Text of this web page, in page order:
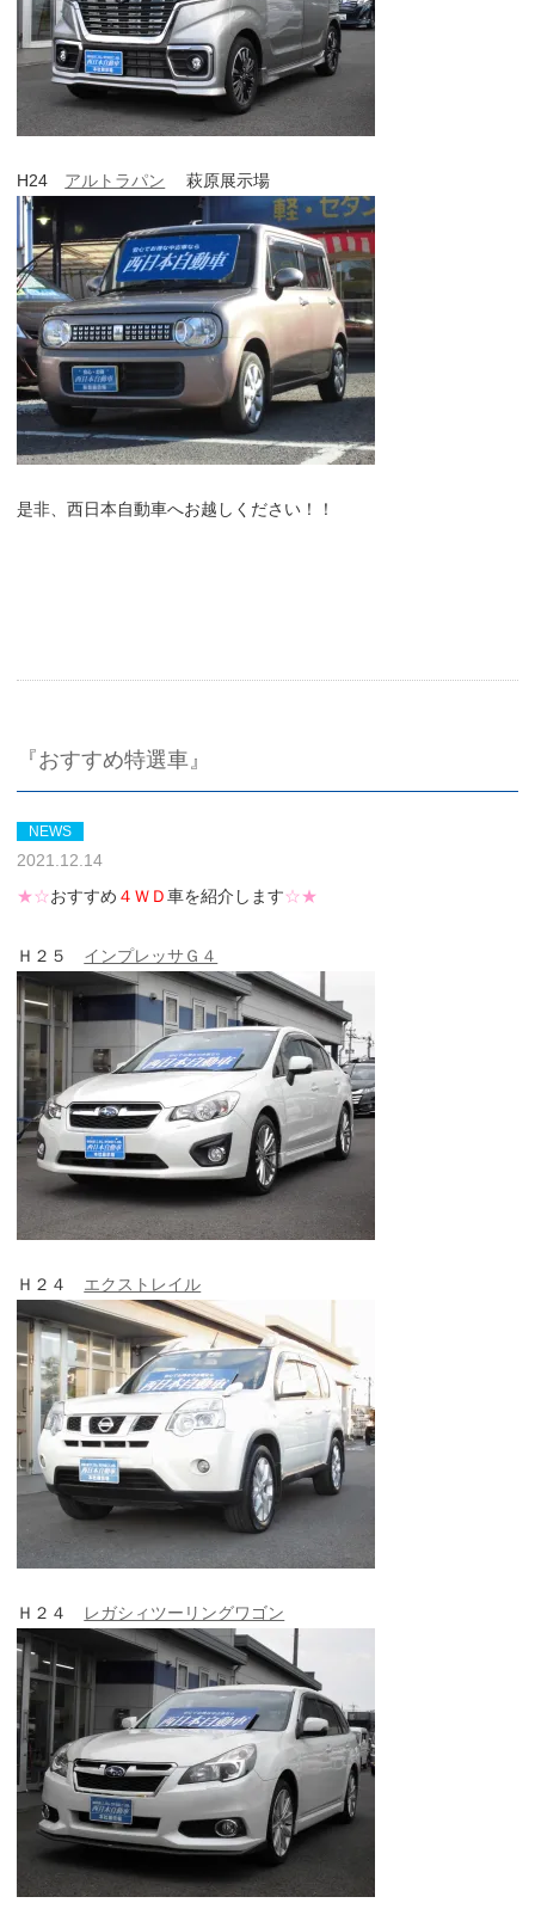
H24 アルトラパン 萩原展示場
是非、西日本自動車へお越しください！！
『おすすめ特選車』
NEWS
2021.12.14
★☆おすすめ ４ＷＤ車を紹介します☆★
Ｈ２５ インプレッサＧ４
Ｈ２４ エクストレイル
Ｈ２４ レガシィツーリングワゴン